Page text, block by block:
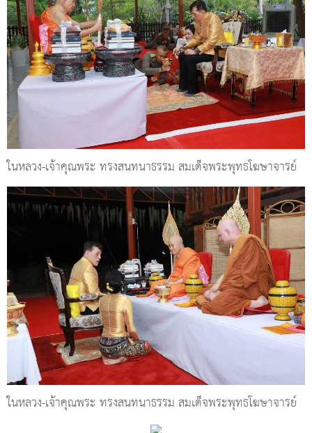
ในหลวง-เจ้าคุณพระ ทรงสนทนาธรรม สมเด็จพระพุทธโฆษาจารย์
ในหลวง-เจ้าคุณพระ ทรงสนทนาธรรม สมเด็จพระพุทธโฆษาจารย์